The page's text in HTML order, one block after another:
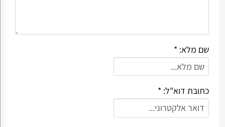
שם מלא: *
כתובת דוא"ל: *